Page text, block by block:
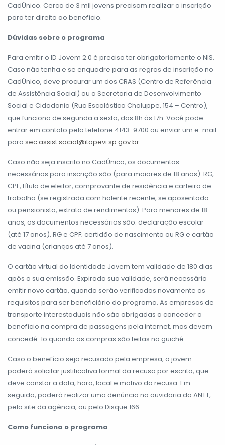
CadÚnico. Cerca de 3 mil jovens precisam realizar a inscrição
para ter direito ao benefício.
Dúvidas sobre o programa
Para emitir o ID Jovem 2.0 é preciso ter obrigatoriamente o NIS.
Caso não tenha e se enquadre para as regras de inscrição no
CadÚnico, deve procurar um dos CRAS (Centro de Referência
de Assistência Social) ou a Secretaria de Desenvolvimento
Social e Cidadania (Rua Escolástica Chaluppe, 154 – Centro),
que funciona de segunda a sexta, das 8h às 17h. Você pode
entrar em contato pelo telefone 4143-9700 ou enviar um e-mail
para sec.assist.social@itapevi.sp.gov.br.
Caso não seja inscrito no CadÚnico, os documentos
necessários para inscrição são (para maiores de 18 anos): RG,
CPF, título de eleitor, comprovante de residência e carteira de
trabalho (se registrada com holerite recente, se aposentado
ou pensionista, extrato de rendimentos). Para menores de 18
anos, os documentos necessários são: declaração escolar
(até 17 anos), RG e CPF; certidão de nascimento ou RG e cartão
de vacina (crianças até 7 anos).
O cartão virtual do Identidade Jovem tem validade de 180 dias
após a sua emissão. Expirada sua validade, será necessário
emitir novo cartão, quando serão verificados novamente os
requisitos para ser beneficiário do programa. As empresas de
transporte interestaduais não são obrigadas a conceder o
benefício na compra de passagens pela internet, mas devem
concedê-lo quando as compras são feitas no guichê.
Caso o benefício seja recusado pela empresa, o jovem
poderá solicitar justificativa formal da recusa por escrito, que
deve constar a data, hora, local e motivo da recusa. Em
seguida, poderá realizar uma denúncia na ouvidoria da ANTT,
pelo site da agência, ou pelo Disque 166.
Como funciona o programa